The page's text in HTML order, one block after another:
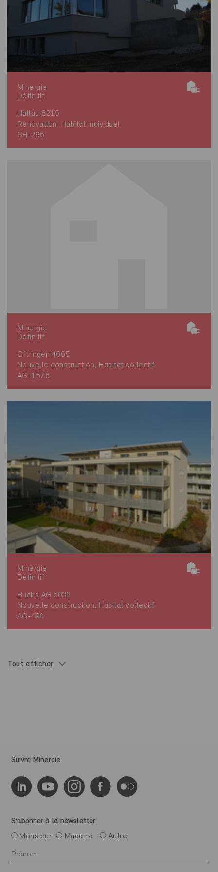
Minergie
Définitif
Hallau 8215
Rénovation, Habitat individuel
SH-296
Minergie
Définitif
Oftringen 4665
Nouvelle construction, Habitat collectif
AG-1576
Minergie
Définitif
Buchs AG 5033
Nouvelle construction, Habitat collectif
AG-490
Tout afficher
Suivre Minergie
S’abonner à la newsletter
Monsieur
Madame Autre